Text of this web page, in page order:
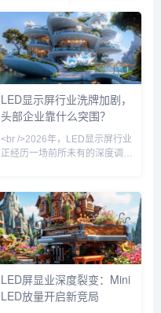
巨量转移环节实现了良率跃升，
将像素间距从P0.9进一步压缩至
P0.3以下。这不再是单纯的参数
竞赛，而是半导体工艺与显示工
程的深度耦合。行业内部人士透
露，采用激光剥离与新型印章转
移技术的产线，已能完成单批次
数十万颗芯片的高效键合，缺陷
破直接
LED显示屏行业洗牌加剧，
头部企业靠什么突围？
<br />2026年，LED显示屏行业
正经历一场前所未有的深度调
酷的优胜劣汰。随着市场需求增
速放缓，中小厂商的生存空间被
急剧压缩，而头部企业则通过规
模效应和技术壁垒进一步巩固地
位。这一轮洗牌并非简单的市场
波动，而是产业从粗放式扩张转
向精细化运营的必然阵痛。<br
/><br /><br />推动此轮洗牌的深
LED屏显业深度裂变：Mini
LED放量开启新竞局